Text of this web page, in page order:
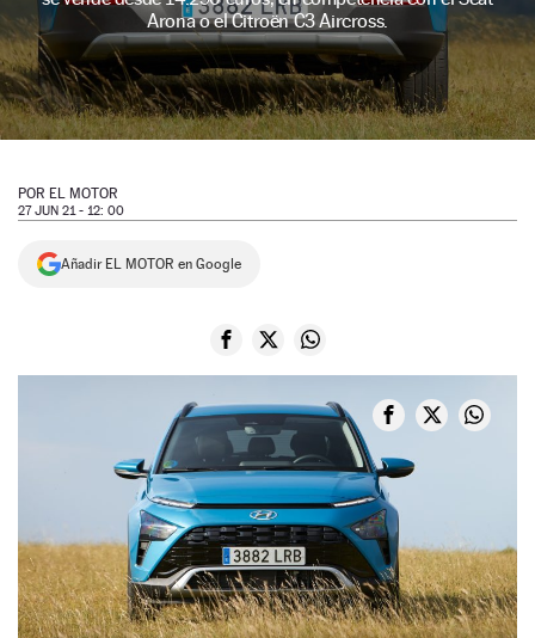
NEWSLETTER
SÍGUENOS
Arona o el Citroën C3 Aircross.
POR EL MOTOR
27 JUN 21 - 12: 00
Añadir EL MOTOR en Google